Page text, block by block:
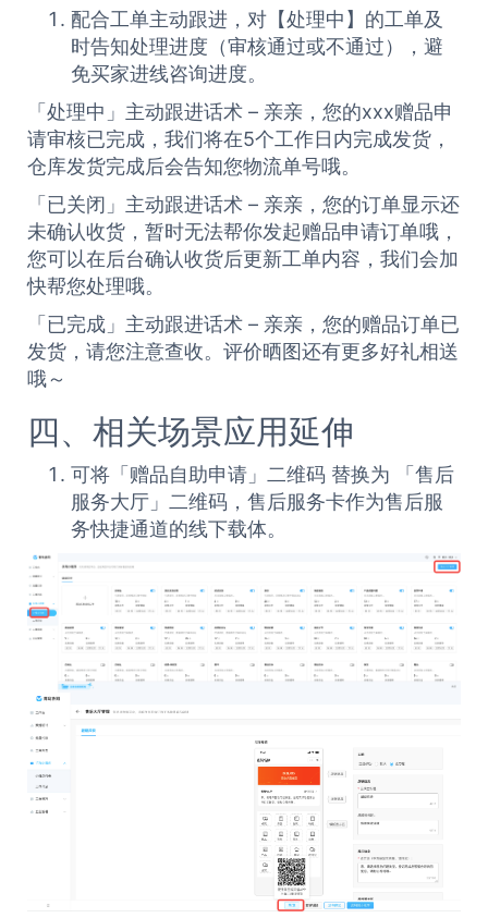
配合工单主动跟进，对【处理中】的工单及
时告知处理进度（审核通过或不通过），避
免买家进线咨询进度。
「处理中」主动跟进话术 – 亲亲，您的xxx赠品申
请审核已完成，我们将在5个工作日内完成发货，
仓库发货完成后会告知您物流单号哦。
「已关闭」主动跟进话术 – 亲亲，您的订单显示还
未确认收货，暂时无法帮你发起赠品申请订单哦，
您可以在后台确认收货后更新工单内容，我们会加
快帮您处理哦。
「已完成」主动跟进话术 – 亲亲，您的赠品订单已
发货，请您注意查收。评价晒图还有更多好礼相送
哦～
四、相关场景应用延伸
可将「赠品自助申请」二维码 替换为 「售后
服务大厅」二维码，售后服务卡作为售后服
务快捷通道的线下载体。